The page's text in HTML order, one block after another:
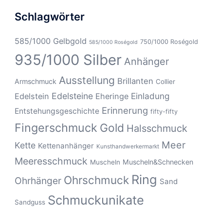
Schlagwörter
585/1000 Gelbgold 585/1000 Roségold 750/1000 Roségold
935/1000 Silber Anhänger
Armschmuck Ausstellung Brillanten Collier
Edelstein Edelsteine Eheringe Einladung
Entstehungsgeschichte Erinnerung fifty-fifty
Fingerschmuck Gold Halsschmuck
Kette Kettenanhänger Kunsthandwerkermarkt Meer
Meeresschmuck Muscheln Muscheln&Schnecken
Ohrhänger Ohrschmuck Ring Sand
Sandguss Schmuckunikate